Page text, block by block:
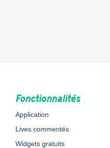
Fonctionnalités
Application
Lives commentés
Widgets gratuits